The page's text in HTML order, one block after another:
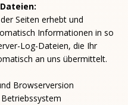
Seiten erhebt und
Informationen in so
Log-Dateien, die Ihr
an uns übermittelt.
Browserversion